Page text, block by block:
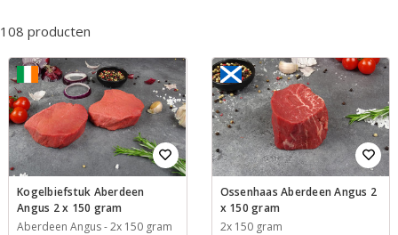
108 producten
Kogelbiefstuk Aberdeen
Angus 2 x 150 gram
Aberdeen Angus-2x 150 gram
Ossenhaas Aberdeen Angus 2
x 150 gram
2x 150 gram